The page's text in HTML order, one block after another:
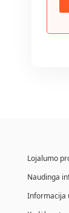
Lojalumo
Naudinga
Informacija